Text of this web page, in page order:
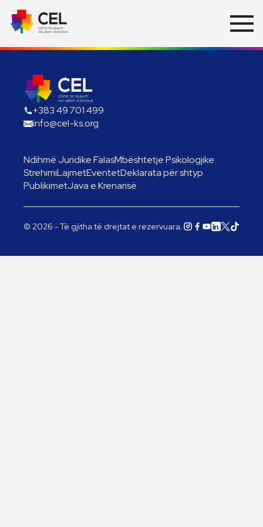
+383 49 701 499
info@cel-ks.org
Ndihmë Juridike FalasMbështetje Psikologjike
StrehimiLajmetEventetDeklarata për shtyp
PublikimetJava e Krenarisë
© 2026 - Të gjitha të drejtat e rezervuara.